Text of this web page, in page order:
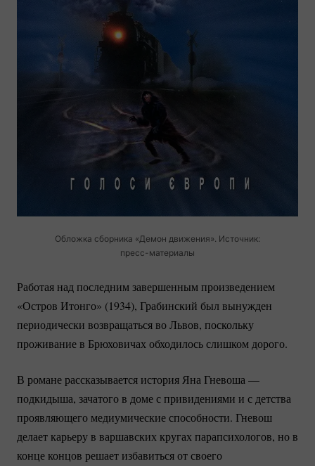
Обложка сборника «Демон движения». Источник:
пресс-материалы
Работая над последним завершенным произведением
«Остров Итонго» (1934), Грабинский был вынужден
периодически возвращаться во Львов, поскольку
проживание в Брюховичах обходилось слишком дорого.
В романе рассказывается история Яна Гневоша —
подкидыша, зачатого в доме с привидениями и с детства
проявляющего медиумические способности. Гневош
делает карьеру в варшавских кругах парапсихологов, но в
конце концов решает избавиться от своего